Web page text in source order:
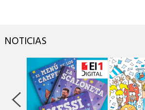
NOTICIAS